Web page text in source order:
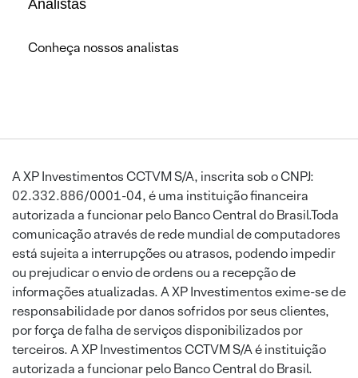
Analistas
Conheça nossos analistas
A XP Investimentos CCTVM S/A, inscrita sob o CNPJ:
02.332.886/0001-04, é uma instituição financeira
autorizada a funcionar pelo Banco Central do Brasil.Toda
comunicação através de rede mundial de computadores
está sujeita a interrupções ou atrasos, podendo impedir
ou prejudicar o envio de ordens ou a recepção de
informações atualizadas. A XP Investimentos exime-se de
responsabilidade por danos sofridos por seus clientes,
por força de falha de serviços disponibilizados por
terceiros. A XP Investimentos CCTVM S/A é instituição
autorizada a funcionar pelo Banco Central do Brasil.